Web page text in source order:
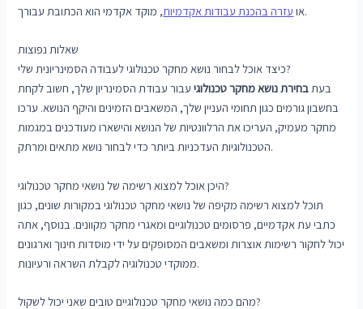
או עזרה בהכנת עבודות אקדמיות , מוקד אקדמי הוא הכתובת עבורך.
שאלות נפוצות
כיצד אוכל לבחור נושא מחקר טכנולוגי לעבודה הסמינריונית שלי?
בעתבחירת נושא מחקר טכנולוגיעבור עבודת הסמינריון שלך, חשוב לקחת
בחשבון גורמים כגון תחומי העניין שלך, המשאבים הזמינים והיקף הנושא. ערכו
מחקר מעמיק, העריכו את הרלוונטיות של הנושא והישארו מעודכנים במגמות
הטכנולוגיות העדכניות ביותר כדי לבחור נושא מתאים ומרתק.
היכן אוכל למצוא רשימה של נושאי מחקר טכנולוגי?
תוכל למצוא רשימה מקיפה של נושאי מחקר טכנולוגי במקורות שונים, כגון
כתבי עת אקדמיים, פרסומים טכנולוגיים ומאגרי מחקר מקוונים. בנוסף, אתה
יכול לחקור רשימות אוצרות ומשאבים המסופקים על ידי מוסדות חינוך וארגונים
ממוקדי טכנולוגיה לקבלת השראה ורעיונות.
מהם כמה נושאי מחקר טכנולוגיים טובים שאני יכול לשקול?